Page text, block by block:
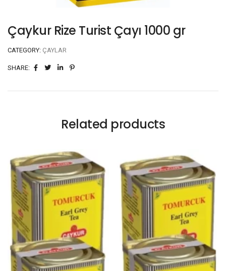
Çaykur Rize Turist Çayı 1000 gr
CATEGORY: ÇAYLAR
SHARE:
Related products